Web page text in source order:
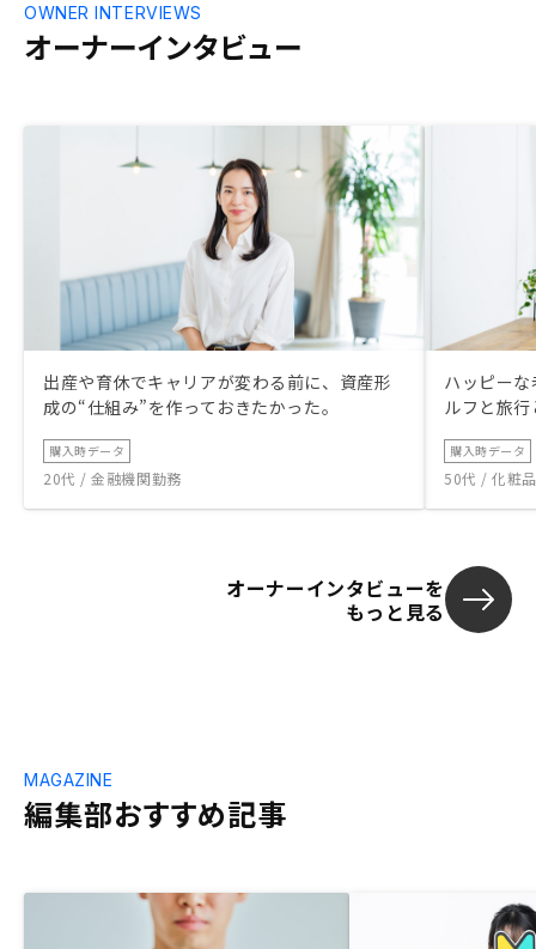
オーナーインタビュー
OWNER INTERVIEWS
出産や育休でキャリアが変わる前に、資産形
成の“仕組み”を作っておきたかった。
購入時データ
20代 / 金融機関勤務
ハッピー
ルフと旅
購入時データ
50代 / 化粧
オーナーインタビューを
もっと見る
編集部おすすめ記事
MAGAZINE